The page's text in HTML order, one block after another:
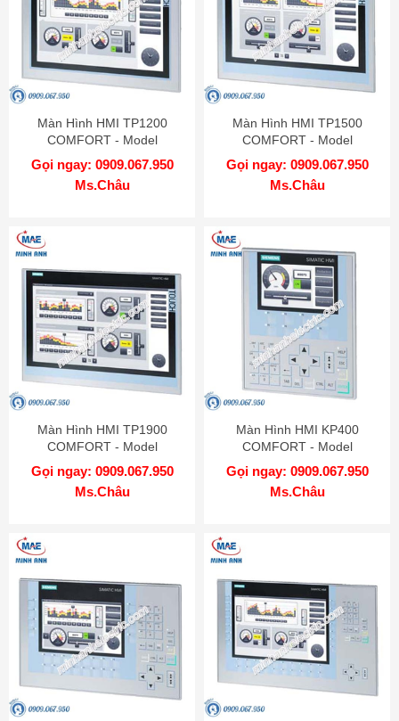
Màn Hình HMI TP1200
COMFORT - Model
6AV2124-0MC01-0AX0
Gọi ngay: 0909.067.950
Ms.Châu
Màn Hình HMI TP1500
COMFORT - Model
6AV2124-0QC02-0AX0
Gọi ngay: 0909.067.950
Ms.Châu
Màn Hình HMI TP1900
COMFORT - Model
6AV2124-0UC02-0AX0
Gọi ngay: 0909.067.950
Ms.Châu
Màn Hình HMI KP400
COMFORT - Model
6AV2124-1DC01-0AX0
Gọi ngay: 0909.067.950
Ms.Châu